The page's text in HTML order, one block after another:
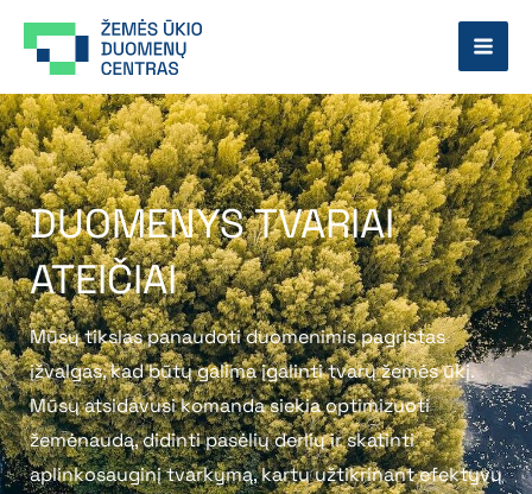
prie
DUOMENYS TVARIAI
ATEIČIAI
Mūsų tikslas panaudoti duomenimis pagrįstas
įžvalgas, kad būtų galima įgalinti tvarų žemės ūkį.
Mūsų atsidavusi komanda siekia optimizuoti
žemėnaudą, didinti pasėlių derlių ir skatinti
aplinkosauginį tvarkymą, kartu užtikrinant efektyvų